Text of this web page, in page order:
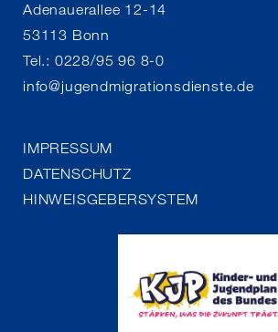
Adenauerallee 12-14
53113 Bonn
Tel.: 0228/95 96 8-0
info@jugendmigrationsdienste.de
IMPRESSUM
DATENSCHUTZ
HINWEISGEBERSYSTEM